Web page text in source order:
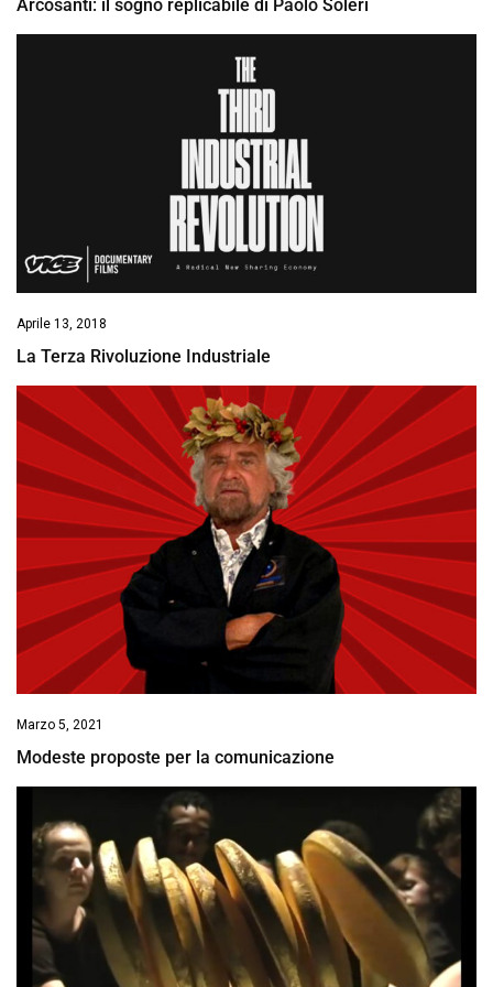
Arcosanti: il sogno replicabile di Paolo Soleri
Aprile 13, 2018
La Terza Rivoluzione Industriale
Marzo 5, 2021
Modeste proposte per la comunicazione